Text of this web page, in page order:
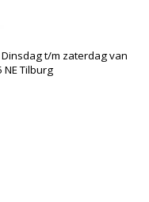
t/m zaterdag van
Tilburg